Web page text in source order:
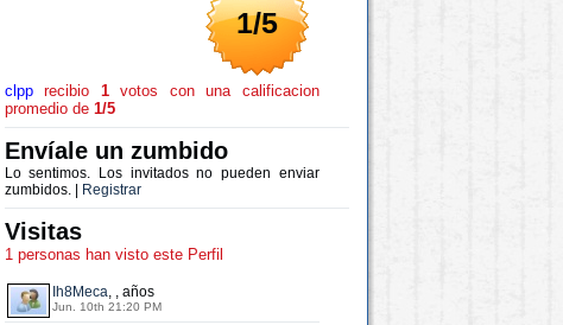
1/5
clpprecibio 1votos con una calificacion
promedio de 1/5
Envíale un zumbido
Lo sentimos. Los invitados no pueden enviar
zumbidos. |
Registrar
Visitas
1 personas han visto este Perfil
Ih8Meca, , años
Jun. 10th 21:20 PM